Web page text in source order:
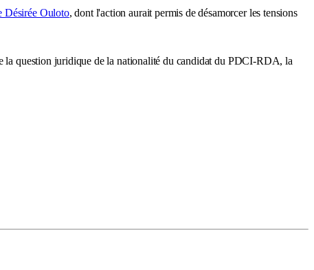
Désirée Ouloto, dont l'action aurait permis de désamorcer les tensions
la question juridique de la nationalité du candidat du PDCI-RDA, la